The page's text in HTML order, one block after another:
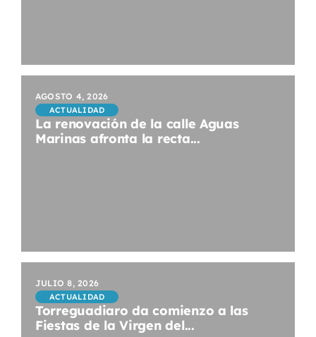
AGOSTO 4, 2026
ACTUALIDAD
La renovación de la calle Aguas
Marinas afronta la recta...
JULIO 8, 2026
ACTUALIDAD
Torreguadiaro da comienzo a las
Fiestas de la Virgen del...